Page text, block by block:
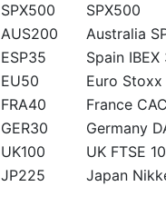
SPX500
SPX500
AUS200
Australia
ESP35
Spain
EU50
Euro
FRA40
France
GER30
Germany
UK100
UK FTSE
JP225
Japan